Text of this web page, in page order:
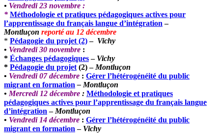
• Vendredi 23 novembre :
* Méthodologie et pratiques pédagogiques actives pour
l’apprentissage du français langue d’intégration –
Montluçon reporté au 12 décembre
* Pédagogie du projet (2)– Vichy
• Vendredi 30 novembre :
* Échanges pédagogiques– Vichy
* Pédagogie du projet (2) – Montluçon
• Vendredi 07 décembre : Gérer l’hétérogénéité du public
migrant en formation – Montluçon
• Mercredi 12 décembre : Méthodologie et pratiques
pédagogiques actives pour l’apprentissage du français langue
d’intégration – Montluçon
• Vendredi 14 décembre : Gérer l’hétérogénéité du public
migrant en formation – Vichy